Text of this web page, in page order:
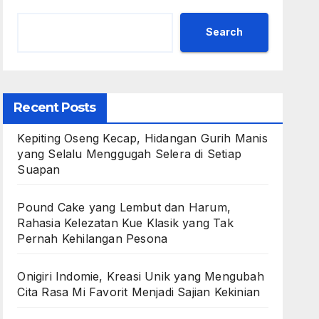
Search
Recent Posts
Kepiting Oseng Kecap, Hidangan Gurih Manis
yang Selalu Menggugah Selera di Setiap
Suapan
Pound Cake yang Lembut dan Harum,
Rahasia Kelezatan Kue Klasik yang Tak
Pernah Kehilangan Pesona
Onigiri Indomie, Kreasi Unik yang Mengubah
Cita Rasa Mi Favorit Menjadi Sajian Kekinian